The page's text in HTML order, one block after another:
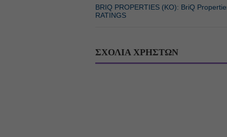
BRIQ PROPERTIES (ΚΟ): ΒriQ
RATINGS
ΣΧΟΛΙΑ ΧΡΗΣΤΩΝ